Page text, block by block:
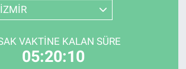
İZMİR
VAKTINE KALAN SÜRE
05:20:10
Durumu ve Fikstür